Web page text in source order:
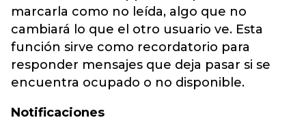
marcarla como no leída, algo que no
cambiará lo que el otro usuario ve. Esta
función sirve como recordatorio para
responder mensajes que deja pasar si se
encuentra ocupado o no disponible.
Notificaciones